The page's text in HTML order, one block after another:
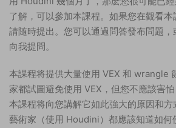
了解，可以參加本課程。如果您在觀看本
請随時提出。您可以通過問答發布問題
向我提問。
本課程将提供大量使用 VEX 和 wrangle
家都試圖避免使用 VEX，但您不應該害
本課程将向您講解它如此強大的原因和
藝術家（使用 Houdini）都應該知道如何